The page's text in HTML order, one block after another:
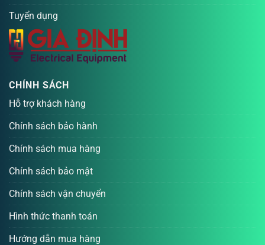
Tuyển dụng
CHÍNH SÁCH
Hỗ trợ khách hàng
Chính sách bảo hành
Chính sách mua hàng
Chính sách bảo mật
Chính sách vận chuyển
Hình thức thanh toán
Hướng dẫn mua hàng